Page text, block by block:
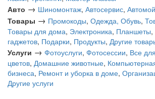
Авто → Шиномонтаж, Автосервис,
Товары → Промокоды, Одежда, Обувь,
Товары для дома, Электроника, Планшеты,
гаджетов, Подарки, Продукты, Другие
Услуги → Фотоуслуги, Фотосессии, Все
цветов, Домашние животные,
бизнеса, Ремонт и уборка в доме,
Другие услуги